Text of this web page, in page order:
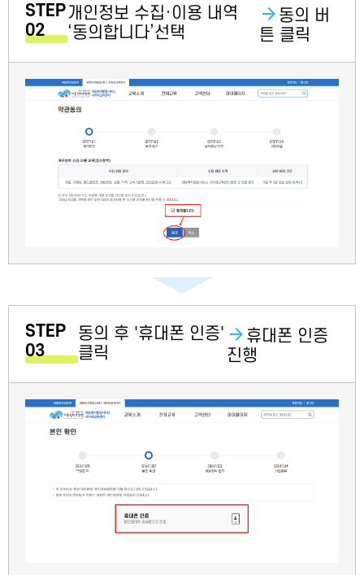
STEP
02
개인정보 수집·이용 내역
‘동의합니다’선택
동의 버
튼 클릭
STEP
03
동의 후 '휴대폰 인증'
클릭
휴대폰 인증
진행